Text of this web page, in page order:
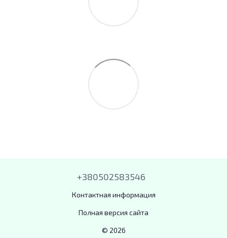
+380502583546
Контактная информация
Полная версия сайта
© 2026